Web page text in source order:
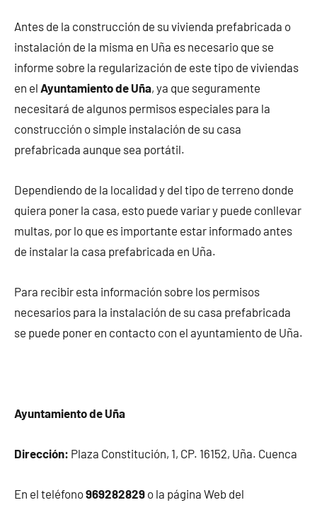
Antes de la construcción de su vivienda prefabricada o
instalación de la misma en Uña es necesario que se
informe sobre la regularización de este tipo de viviendas
en el Ayuntamiento de Uña, ya que seguramente
necesitará de algunos permisos especiales para la
construcción o simple instalación de su casa
prefabricada aunque sea portátil.
Dependiendo de la localidad y del tipo de terreno donde
quiera poner la casa, esto puede variar y puede conllevar
multas, por lo que es importante estar informado antes
de instalar la casa prefabricada en Uña.
Para recibir esta información sobre los permisos
necesarios para la instalación de su casa prefabricada
se puede poner en contacto con el ayuntamiento de Uña.
Ayuntamiento de Uña
Dirección: Plaza Constitución, 1, CP. 16152, Uña. Cuenca
En el teléfono969282829 o la página Web del